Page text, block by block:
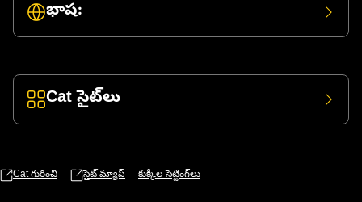
భాష:
Cat సైట్‌లు
Cat గురించి సైట్ మ్యాప్ కుక్కీల సెట్టింగ్‌లు